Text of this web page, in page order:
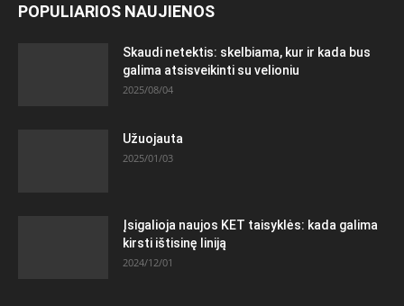
POPULIARIOS NAUJIENOS
Skaudi netektis: skelbiama, kur ir kada bus
galima atsisveikinti su velioniu
2025/08/04
Užuojauta
2025/01/03
Įsigalioja naujos KET taisyklės: kada galima
kirsti ištisinę liniją
2024/12/01